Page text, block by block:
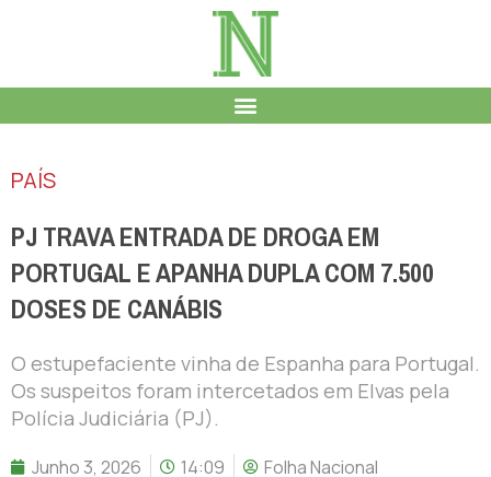
PAÍS
PJ TRAVA ENTRADA DE DROGA EM
PORTUGAL E APANHA DUPLA COM 7.500
DOSES DE CANÁBIS
O estupefaciente vinha de Espanha para Portugal.
Os suspeitos foram intercetados em Elvas pela
Polícia Judiciária (PJ).
Junho 3, 2026 14:09 Folha Nacional